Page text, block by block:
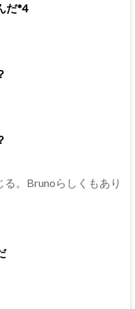
だ*4
。Brunoらしくもあり